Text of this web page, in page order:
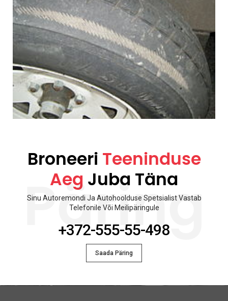
Päring
Broneeri Teeninduse
Aeg Juba Täna
Sinu Autoremondi Ja Autohoolduse Spetsialist Vastab
Telefonile Või Meilipäringule
+372-555-55-498
Saada Päring